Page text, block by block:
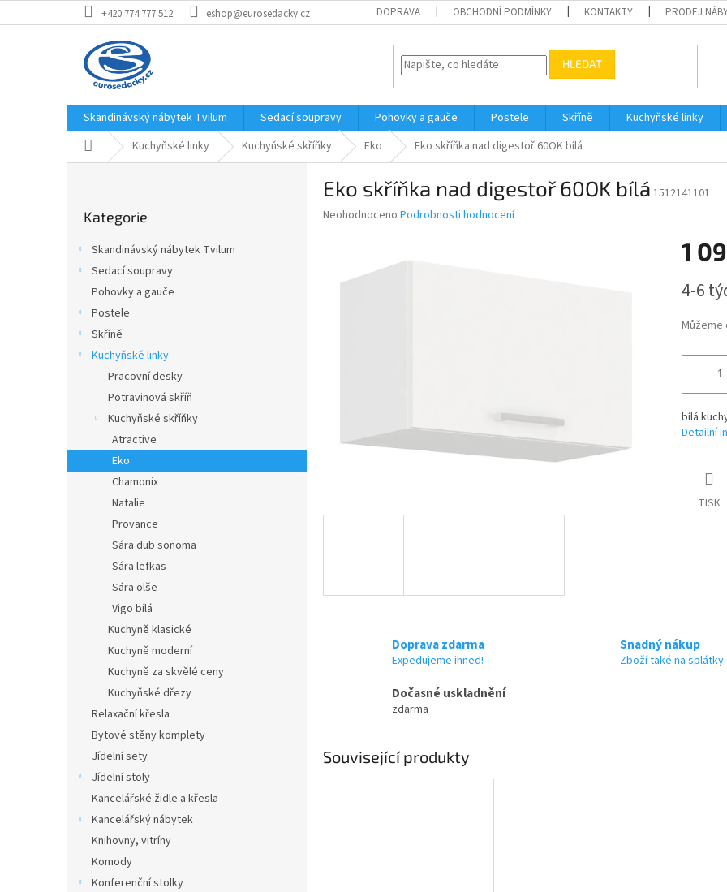
na
+420 774 777 512 eshop@eurosedacky.cz DOPRAVA OBCHODNÍ PODMÍNKY KONTAKTY PRODEJ
HLEDAT
Skandinávský nábytek Tvilum Sedací soupravy Pohovky a gauče Postele Skříně Kuchyňské linky
Domů Kuchyňské linky Kuchyňské skříňky Eko Eko skříňka nad digestoř 60OK bílá
kategorie
Kategorie
Skandinávský nábytek Tvilum
Sedací soupravy
Pohovky a gauče
Postele
Skříně
Kuchyňské linky
Pracovní desky
Potravinová skříň
Kuchyňské skříňky
Atractive
Eko
Chamonix
Natalie
Provance
Sára dub sonoma
Sára lefkas
Sára olše
Vigo bílá
Kuchyně klasické
Kuchyně moderní
Kuchyně za skvělé ceny
Kuchyňské dřezy
Relaxační křesla
Bytové stěny komplety
Jídelní sety
Jídelní stoly
Kancelářské židle a křesla
Kancelářský nábytek
Knihovny, vitríny
Komody
Konferenční stolky
Eko skříňka nad digestoř 60OK bílá 1512141101
Průměrné
Neohodnoceno Podrobnosti hodnocení
1
cena:
4-6
Můžeme
bílá
Detailní
TISK
Doprava zdarma
Expedujeme ihned!
Snadný nákup
Zboží také na splátky
Dočasné uskladnění
zdarma
Související produkty